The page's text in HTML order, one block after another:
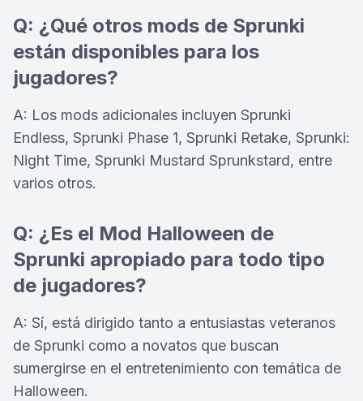
Q: ¿Qué otros mods de Sprunki
están disponibles para los
jugadores?
A: Los mods adicionales incluyen Sprunki
Endless, Sprunki Phase 1, Sprunki Retake, Sprunki:
Night Time, Sprunki Mustard Sprunkstard, entre
varios otros.
Q: ¿Es el Mod Halloween de
Sprunki apropiado para todo tipo
de jugadores?
A: Sí, está dirigido tanto a entusiastas veteranos
de Sprunki como a novatos que buscan
sumergirse en el entretenimiento con temática de
Halloween.